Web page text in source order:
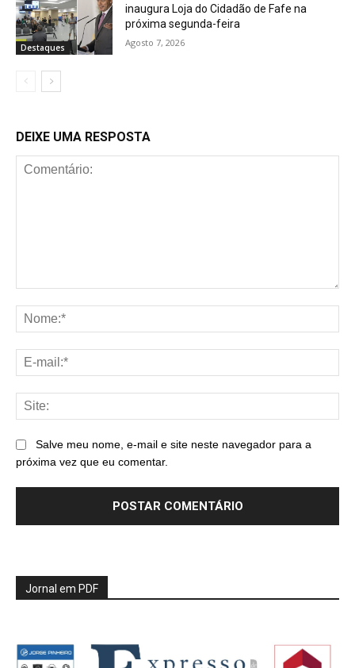
Destaques
inaugura Loja do Cidadão de Fafe na
próxima segunda-feira
Agosto 7, 2026
DEIXE UMA RESPOSTA
Salve meu nome, e-mail e site neste navegador para a
próxima vez que eu comentar.
Jornal em PDF